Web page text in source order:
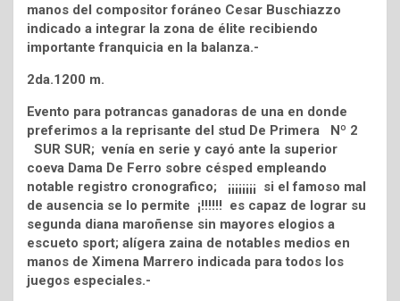
manos del compositor foráneo Cesar Buschiazzo
indicado a integrar la zona de élite recibiendo
importante franquicia en la balanza.-
2da.1200 m.
Evento para potrancas ganadoras de una en donde
preferimos a la reprisante del stud De Primera Nº 2
SUR SUR; venía en serie y cayó ante la superior
coeva Dama De Ferro sobre césped empleando
notable registro cronografico; ¡¡¡¡¡¡¡¡ si el famoso mal
de ausencia se lo permite ¡!!!!!! es capaz de lograr su
segunda diana maroñense sin mayores elogios a
escueto sport; alígera zaina de notables medios en
manos de Ximena Marrero indicada para todos los
juegos especiales.-